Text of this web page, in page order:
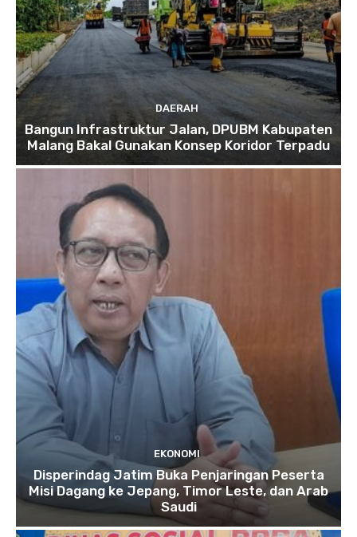
DAERAH
Bangun Infrastruktur Jalan, DPUBM Kabupaten
Malang Bakal Gunakan Konsep Koridor Terpadu
EKONOMI
Disperindag Jatim Buka Penjaringan Peserta
Misi Dagang ke Jepang, Timor Leste, dan Arab
Saudi